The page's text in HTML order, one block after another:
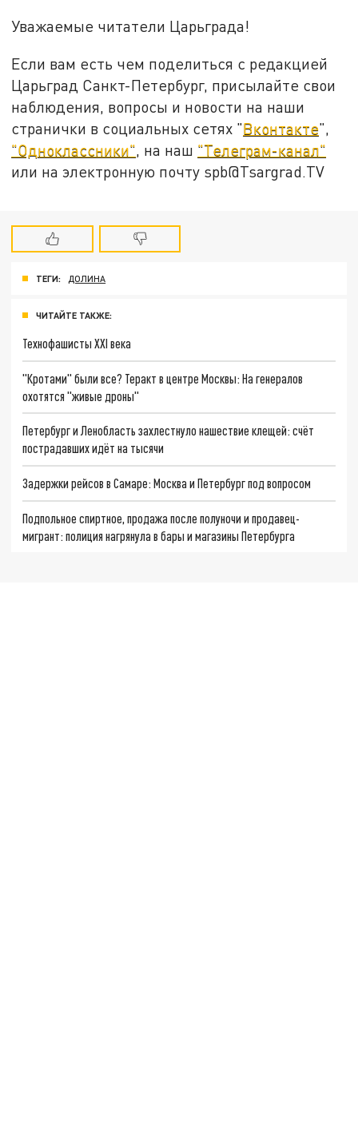
Уважаемые читатели Царьграда!
Если вам есть чем поделиться с редакцией
Царьград Санкт-Петербург, присылайте свои
наблюдения, вопросы и новости на наши
странички в социальных сетях "Вконтакте",
"Одноклассники" , на наш "Телеграм-канал"
или на электронную почту spb@Tsargrad.TV
ТЕГИ: ДОЛИНА
ЧИТАЙТЕ ТАКЖЕ:
Технофашисты XXI века
"Кротами" были все? Теракт в центре Москвы: На генералов
охотятся "живые дроны"
Петербург и Ленобласть захлестнуло нашествие клещей: счёт
пострадавших идёт на тысячи
Задержки рейсов в Самаре: Москва и Петербург под вопросом
Подпольное спиртное, продажа после полуночи и продавец-
мигрант: полиция нагрянула в бары и магазины Петербурга